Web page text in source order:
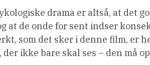
drama er altså, at det
de onde for sent indser
som det sker i denne film, er
ikke bare skal ses – den må